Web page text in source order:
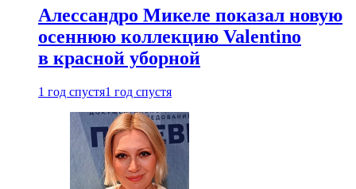
Алессандро Микеле показал новую
осеннюю коллекцию Valentino
в красной уборной
1 год спустя1 год спустя